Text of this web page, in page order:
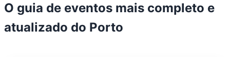
O guia de eventos mais completo e
atualizado do Porto